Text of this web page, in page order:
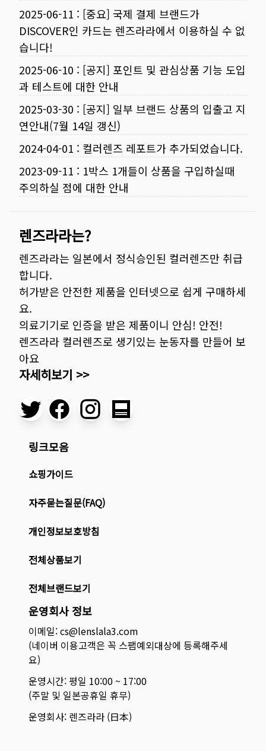
2025-06-11 : [중요] 국제 결제 브랜드가
DISCOVER인 카드는 렌즈라라에서 이용하실 수 없
습니다!
2025-06-10 : [공지] 포인트 및 관심상품 기능 도입
과 테스트에 대한 안내
2025-03-30 : [공지] 일부 브랜드 상품의 입출고 지
연안내(7월 14일 갱신)
2024-04-01 : 컬러렌즈 레포트가 추가되었습니다.
2023-09-11 : 1박스 1개들이 상품을 구입하실때
주의하실 점에 대한 안내
렌즈라라는?
렌즈라라는 일본에서 정식승인된 컬러렌즈만 취급
합니다.
허가받은 안전한 제품을 인터넷으로 쉽게 구매하세
요.
의료기기로 인증을 받은 제품이니 안심! 안전!
렌즈라라 컬러렌즈로 생기있는 눈동자를 만들어 보
아요
자세히보기 >>
링크모음
쇼핑가이드
자주묻는질문(FAQ)
개인정보보호방침
전체상품보기
전체브랜드보기
운영회사 정보
이메일: cs@lenslala3.com
(네이버 이용고객은 꼭 스팸예외대상에 등록해주세
요)
운영시간: 평일 10:00 ~ 17:00
(주말 및 일본공휴일 휴무)
운영회사: 렌즈라라 (日本)